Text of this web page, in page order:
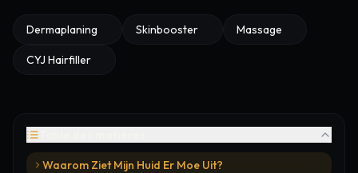
Waarom Ziet Mijn Huid Er Moe Uit?
Dermaplaning Skinbooster Massage
CYJ Hairfiller